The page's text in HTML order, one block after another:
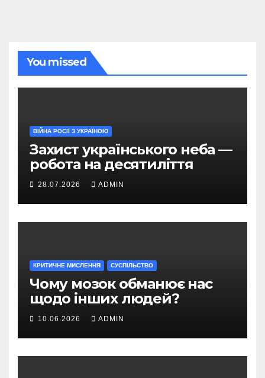
You missed
ВІЙНА РОСІЇ З УКРАЇНОЮ
Захист українського неба —
робота на десятиліття
28.07.2026 ADMIN
КРИТИЧНЕ МИСЛЕННЯ СУСПІЛЬСТВО
Чому мозок обманює нас
щодо інших людей?
10.06.2026 ADMIN